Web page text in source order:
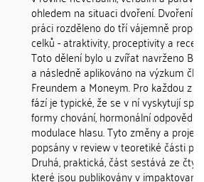
ohledem na situaci dvoření. Dvoření
práci rozděleno do tří vájemně
celků - atraktivity, proceptivity a
Toto dělení bylo u zvířat navrženo
a následně aplikováno na výzkum
Freundem a Moneym. Pro každou z
fází je typické, že se v ní vyskytují
formy chování, hormonální odpovědi
modulace hlasu. Tyto změny a
popsány v review v teoretiké části
Druhá, praktická, část sestává ze čtyř
které jsou publikovány v